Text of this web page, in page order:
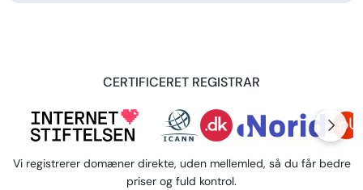
CERTIFICERET REGISTRAR
Vi registrerer domæner direkte, uden mellemled, så du får bedre
priser og fuld kontrol.